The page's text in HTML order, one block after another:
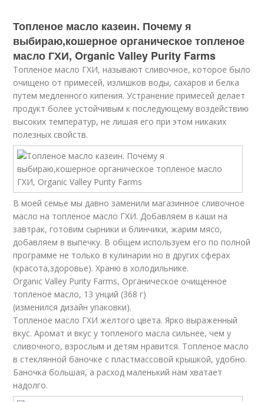
Топленое масло казеин. Почему я
выбираю,кошерное органическое топленое
масло ГХИ, Organic Valley Purity Farms
Топленое масло ГХИ, называют сливочное, которое было
очищено от примесей, излишков воды, сахаров и белка
путем медленного кипения. Устранение примесей делает
продукт более устойчивым к последующему воздействию
высоких температур, не лишая его при этом никаких
полезных свойств.
В моей семье мы давно заменили магазинное сливочное
масло на топленое масло ГХИ. Добавляем в каши на
завтрак, готовим сырники и блинчики, жарим мясо,
добавляем в выпечку. В общем используем его по полной
программе не только в кулинарии но в других сферах
(красота,здоровье). Храню в холодильнике.
Organic Valley Purity Farms, Органическое очищенное
топленое масло, 13 унций (368 г)
(изменился дизайн упаковки).
Топленое масло ГХИ желтого цвета. Ярко выраженный
вкус. Аромат и вкус у топленого масла сильнее, чем у
сливочного, взрослым и детям нравится. Топленое масло
в стеклянной баночке с пластмассовой крышкой, удобно.
Баночка большая, а расход маленький нам хватает
надолго.